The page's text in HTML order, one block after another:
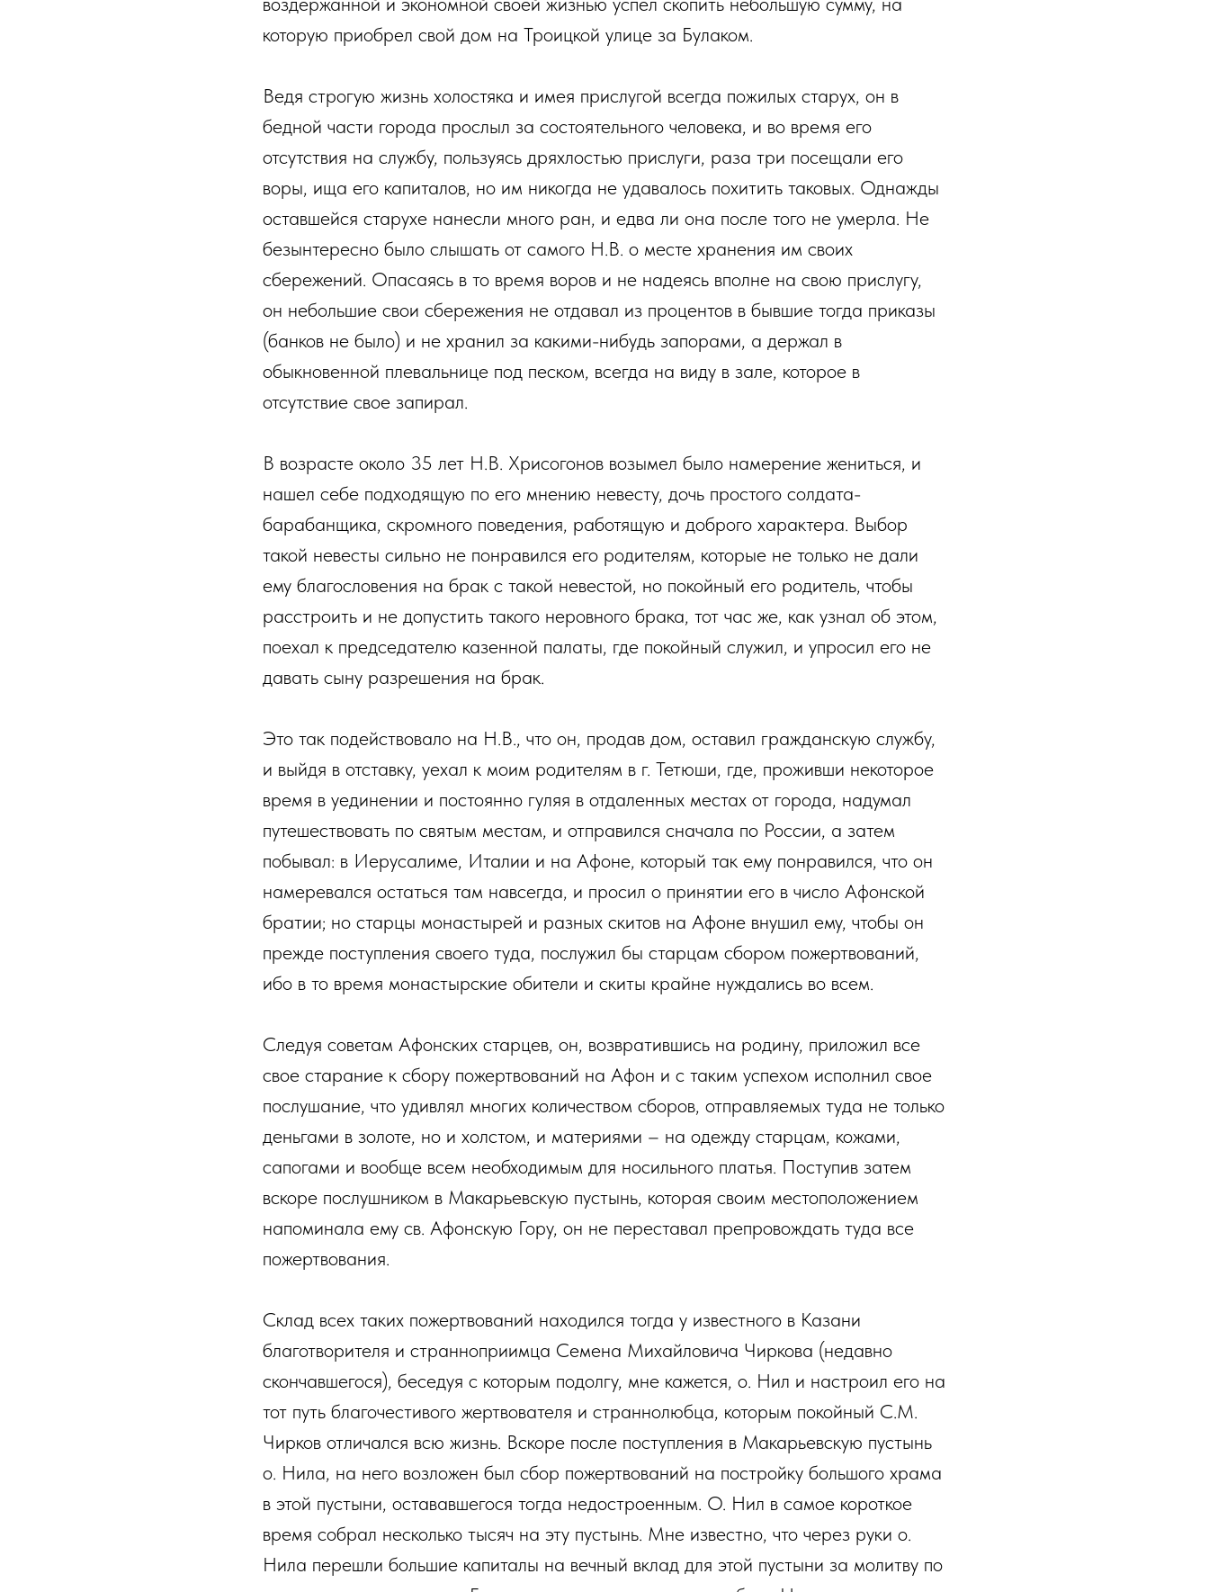
которую приобрел свой дом на Троицкой улице за Булаком.
Ведя строгую жизнь холостяка и имея прислугой всегда пожилых старух, он в
бедной части города прослыл за состоятельного человека, и во время его
отсутствия на службу, пользуясь дряхлостью прислуги, раза три посещали его
воры, ища его капиталов, но им никогда не удавалось похитить таковых. Однажды
оставшейся старухе нанесли много ран, и едва ли она после того не умерла. Не
безынтересно было слышать от самого Н.В. о месте хранения им своих
сбережений. Опасаясь в то время воров и не надеясь вполне на свою прислугу,
он небольшие свои сбережения не отдавал из процентов в бывшие тогда приказы
(банков не было) и не хранил за какими-нибудь запорами, а держал в
обыкновенной плевальнице под песком, всегда на виду в зале, которое в
отсутствие свое запирал.
В возрасте около 35 лет Н.В. Хрисогонов возымел было намерение жениться, и
нашел себе подходящую по его мнению невесту, дочь простого солдата-
барабанщика, скромного поведения, работящую и доброго характера. Выбор
такой невесты сильно не понравился его родителям, которые не только не дали
ему благословения на брак с такой невестой, но покойный его родитель, чтобы
расстроить и не допустить такого неровного брака, тот час же, как узнал об этом,
поехал к председателю казенной палаты, где покойный служил, и упросил его не
давать сыну разрешения на брак.
Это так подействовало на Н.В., что он, продав дом, оставил гражданскую службу,
и выйдя в отставку, уехал к моим родителям в г. Тетюши, где, проживши некоторое
время в уединении и постоянно гуляя в отдаленных местах от города, надумал
путешествовать по святым местам, и отправился сначала по России, а затем
побывал: в Иерусалиме, Италии и на Афоне, который так ему понравился, что он
намеревался остаться там навсегда, и просил о принятии его в число Афонской
братии; но старцы монастырей и разных скитов на Афоне внушил ему, чтобы он
прежде поступления своего туда, послужил бы старцам сбором пожертвований,
ибо в то время монастырские обители и скиты крайне нуждались во всем.
Следуя советам Афонских старцев, он, возвратившись на родину, приложил все
свое старание к сбору пожертвований на Афон и с таким успехом исполнил свое
послушание, что удивлял многих количеством сборов, отправляемых туда не только
деньгами в золоте, но и холстом, и материями – на одежду старцам, кожами,
сапогами и вообще всем необходимым для носильного платья. Поступив затем
вскоре послушником в Макарьевскую пустынь, которая своим местоположением
напоминала ему св. Афонскую Гору, он не переставал препровождать туда все
пожертвования.
Склад всех таких пожертвований находился тогда у известного в Казани
благотворителя и странноприимца Семена Михайловича Чиркова (недавно
скончавшегося), беседуя с которым подолгу, мне кажется, о. Нил и настроил его на
тот путь благочестивого жертвователя и страннолюбца, которым покойный С.М.
Чирков отличался всю жизнь. Вскоре после поступления в Макарьевскую пустынь
о. Нила, на него возложен был сбор пожертвований на постройку большого храма
в этой пустыни, остававшегося тогда недостроенным. О. Нил в самое короткое
время собрал несколько тысяч на эту пустынь. Мне известно, что через руки о.
Нила перешли большие капиталы на вечный вклад для этой пустыни за молитву по